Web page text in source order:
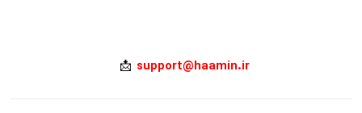
support@haamin.ir
📩